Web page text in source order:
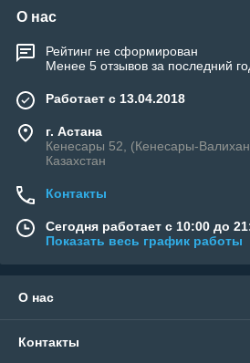
О нас
Рейтинг не сформирован
Менее 5 отзывов за последний
Работает с 13.04.2018
г. Астана
Кенесары 52, (Кенесары-
Казахстан
Контакты
Сегодня работает с 10:00 до
Показать весь график работы
О нас
Контакты